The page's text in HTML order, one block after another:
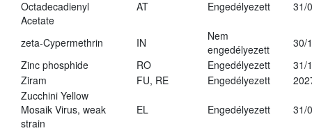
Octadecadienyl
Acetate
AT Engedélyezett 31/
zeta-Cypermethrin IN
Nem
engedélyezett
30/
Zinc phosphide
RO Engedélyezett
31/
Ziram
FU, RE Engedélyezett
Zucchini Yellow
Mosaik Virus, weak
strain
EL Engedélyezett 31/